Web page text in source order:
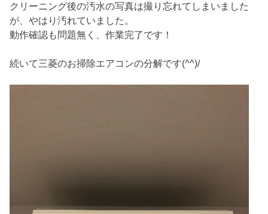
クリーニング後の汚水の写真は撮り忘れてしまいました
が、やはり汚れていました。
動作確認も問題無く、作業完了です！
続いて三菱のお掃除エアコンの分解です(^^)/